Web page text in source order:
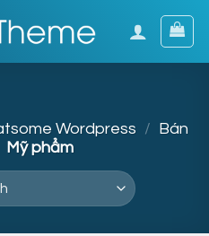
Wordpress / Bán
Mỹ phẩm